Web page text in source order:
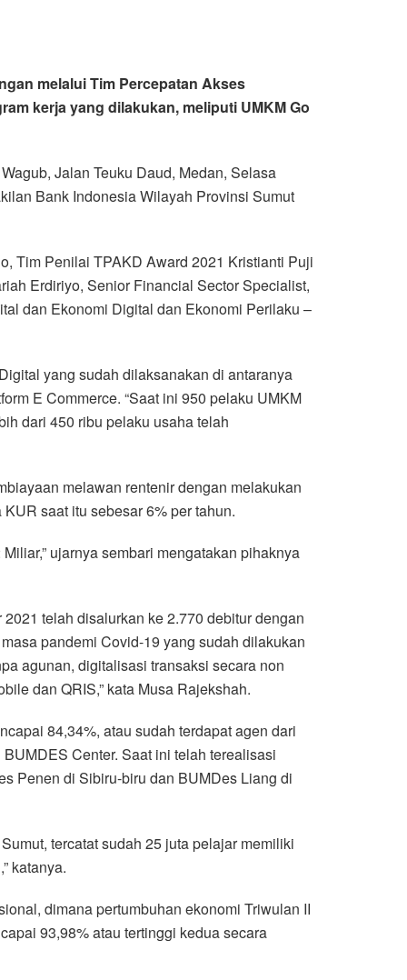
melalui Tim Percepatan Akses
kerja yang dilakukan, meliputi UMKM Go
Jalan Teuku Daud, Medan, Selasa
Bank Indonesia Wilayah Provinsi Sumut
Tim Penilai TPAKD Award 2021 Kristianti Puji
Erdiriyo, Senior Financial Sector Specialist,
dan Ekonomi Digital dan Ekonomi Perilaku –
yang sudah dilaksanakan di antaranya
E Commerce. “Saat ini 950 pelaku UMKM
dari 450 ribu pelaku usaha telah
melawan rentenir dengan melakukan
saat itu sebesar 6% per tahun.
ujarnya sembari mengatakan pihaknya
telah disalurkan ke 2.770 debitur dengan
pandemi Covid-19 yang sudah dilakukan
agunan, digitalisasi transaksi secara non
dan QRIS,” kata Musa Rajekshah.
84,34%, atau sudah terdapat agen dari
Center. Saat ini telah terealisasi
Penen di Sibiru-biru dan BUMDes Liang di
tercatat sudah 25 juta pelajar memiliki
katanya.
dimana pertumbuhan ekonomi Triwulan II
93,98% atau tertinggi kedua secara